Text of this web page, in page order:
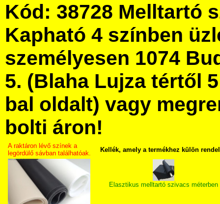
Kód: 38728 Melltartó
Kapható 4 színben
személyesen 1074
5. (Blaha Lujza tértől
bal oldalt) vagy
bolti áron!
A raktáron lévő színek a
legördülő sávban találhatóak.
Kellék, amely a termékhez külön
Elasztikus melltartó szivacs méterben